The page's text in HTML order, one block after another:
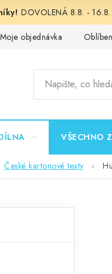
DOVOLENÁ 8.8. -
Moje objednávka
VŠECHNO
České kartonové texty